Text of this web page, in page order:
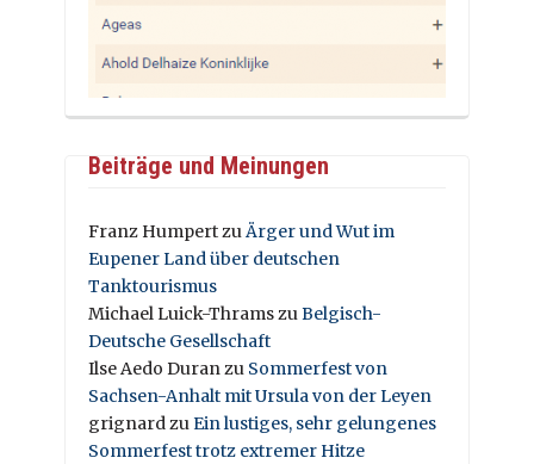
Beiträge und Meinungen
Franz HumpertzuÄrger und Wut im
Eupener Land über deutschen
Tanktourismus
Michael Luick-ThramszuBelgisch-
Deutsche Gesellschaft
Ilse Aedo Duranzu Sommerfest von
Sachsen-Anhalt mit Ursula von der Leyen
grignardzuEin lustiges, sehr gelungenes
Sommerfest trotz extremer Hitze